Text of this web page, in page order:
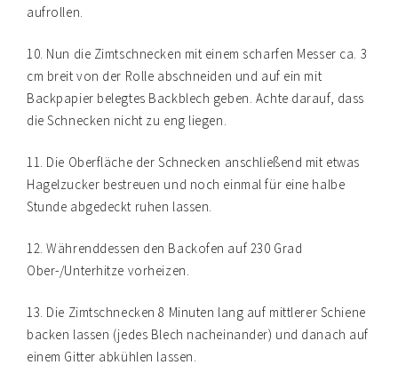
aufrollen.
10. Nun die Zimtschnecken mit einem scharfen Messer ca. 3
cm breit von der Rolle abschneiden und auf ein mit
Backpapier belegtes Backblech geben. Achte darauf, dass
die Schnecken nicht zu eng liegen.
11. Die Oberfläche der Schnecken anschließend mit etwas
Hagelzucker bestreuen und noch einmal für eine halbe
Stunde abgedeckt ruhen lassen.
12. Währenddessen den Backofen auf 230 Grad
Ober-/Unterhitze vorheizen.
13. Die Zimtschnecken 8 Minuten lang auf mittlerer Schiene
backen lassen (jedes Blech nacheinander) und danach auf
einem Gitter abkühlen lassen.